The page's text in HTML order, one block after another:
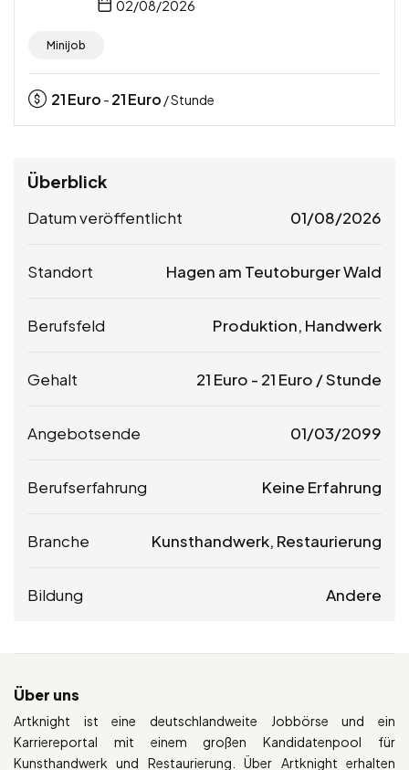
02/08/2026
Minijob
21Euro - 21Euro / Stunde
Überblick
Datum veröffentlicht 01/08/2026
Standort Hagen am Teutoburger Wald
Berufsfeld Produktion, Handwerk
Gehalt 21 Euro - 21 Euro / Stunde
Angebotsende 01/03/2099
Berufserfahrung Keine Erfahrung
Branche Kunsthandwerk, Restaurierung
Bildung Andere
Über uns
Artknight ist eine deutschlandweite Jobbörse und ein
Karriereportal mit einem großen Kandidatenpool für
Kunsthandwerk und Restaurierung. Über Artknight erhalten